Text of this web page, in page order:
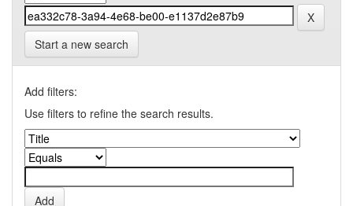
Start a new search
Add filters:
Use filters to refine the search results.